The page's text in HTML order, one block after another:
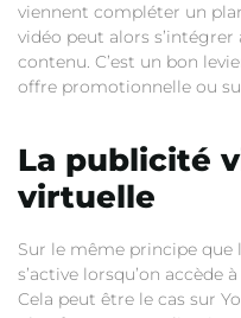
viennent compléter un
vidéo peut alors
contenu. C’est un bon
offre promotionnelle ou
La publicité
virtuelle
Sur le même principe que
s’active lorsqu’on accède
Cela peut être le cas sur